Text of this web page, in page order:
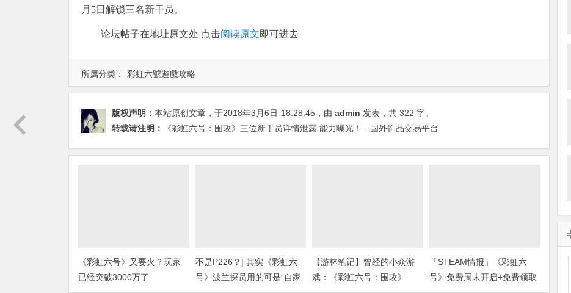
所属分类： 彩虹六號遊戲攻略
月5日解锁三名新干员。
论坛帖子在地址原文处 点击阅读原文即可进去
版权声明： 本站原创文章，于2018年3月6日 18:28:45 ，由 admin 发表，共 322 字。
转载请注明：
《彩虹六号：围攻》三位新干员详情泄露 能力曝光！ - 国外饰品交易平台
《彩虹六号》又要火？玩家
已经突破3000万了
不是P226？| 其实《彩虹六
号》波兰探员用的可是“自家
【游林笔记】曾经的小众游
戏：《彩虹六号：围攻》
「STEAM情报」《彩虹六
号》免费周末开启+免费领取